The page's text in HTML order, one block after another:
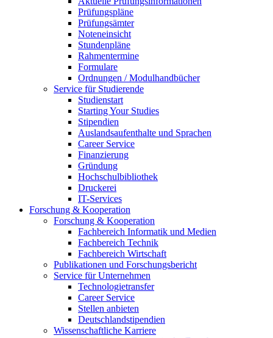
Prüfungspläne
Prüfungsämter
Noteneinsicht
Stundenpläne
Rahmentermine
Formulare
Ordnungen / Modulhandbücher
Service für Studierende
Studienstart
Starting Your Studies
Stipendien
Auslandsaufenthalte und Sprachen
Career Service
Finanzierung
Gründung
Hochschulbibliothek
Druckerei
IT-Services
Forschung & Kooperation
Forschung & Kooperation
Fachbereich Informatik und Medien
Fachbereich Technik
Fachbereich Wirtschaft
Publikationen und Forschungsbericht
Service für Unternehmen
Technologietransfer
Career Service
Stellen anbieten
Deutschlandstipendien
Wissenschaftliche Karriere